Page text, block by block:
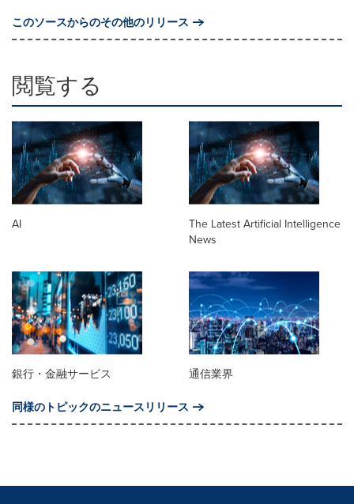
このソースからのその他のリリース
閲覧する
AI
The Latest Artificial Intelligence
News
銀行・金融サービス 通信業界
同様のトピックのニュースリリース